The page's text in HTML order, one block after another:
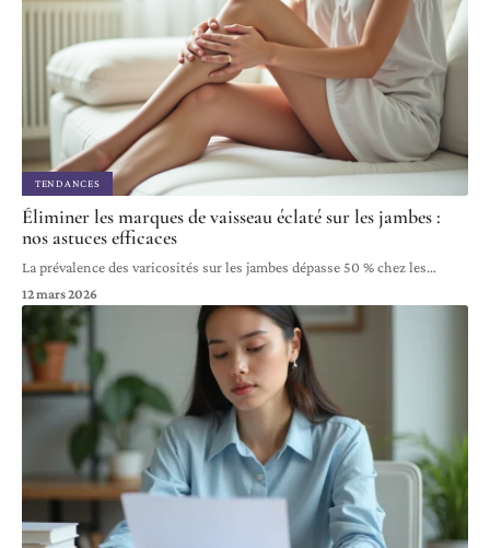
TENDANCES
Éliminer les marques de vaisseau éclaté sur les jambes :
nos astuces efficaces
La prévalence des varicosités sur les jambes dépasse 50 % chez les…
12 mars 2026